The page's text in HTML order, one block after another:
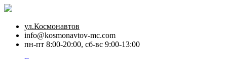
ул.Космонавтов
info@kosmonavtov-mc.com
пн-пт 8:00-20:00, сб-вс 9:00-13:00